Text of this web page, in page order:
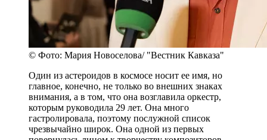
© Фото: Мария Новоселова/ "Вестник Кавказа"
Один из астероидов в космосе носит ее имя, но
главное, конечно, не только во внешних знаках
внимания, а в том, что она возглавила оркестр,
которым руководила 29 лет. Она много
гастролировала, поэтому послужной список
чрезвычайно широк. Она одной из первых